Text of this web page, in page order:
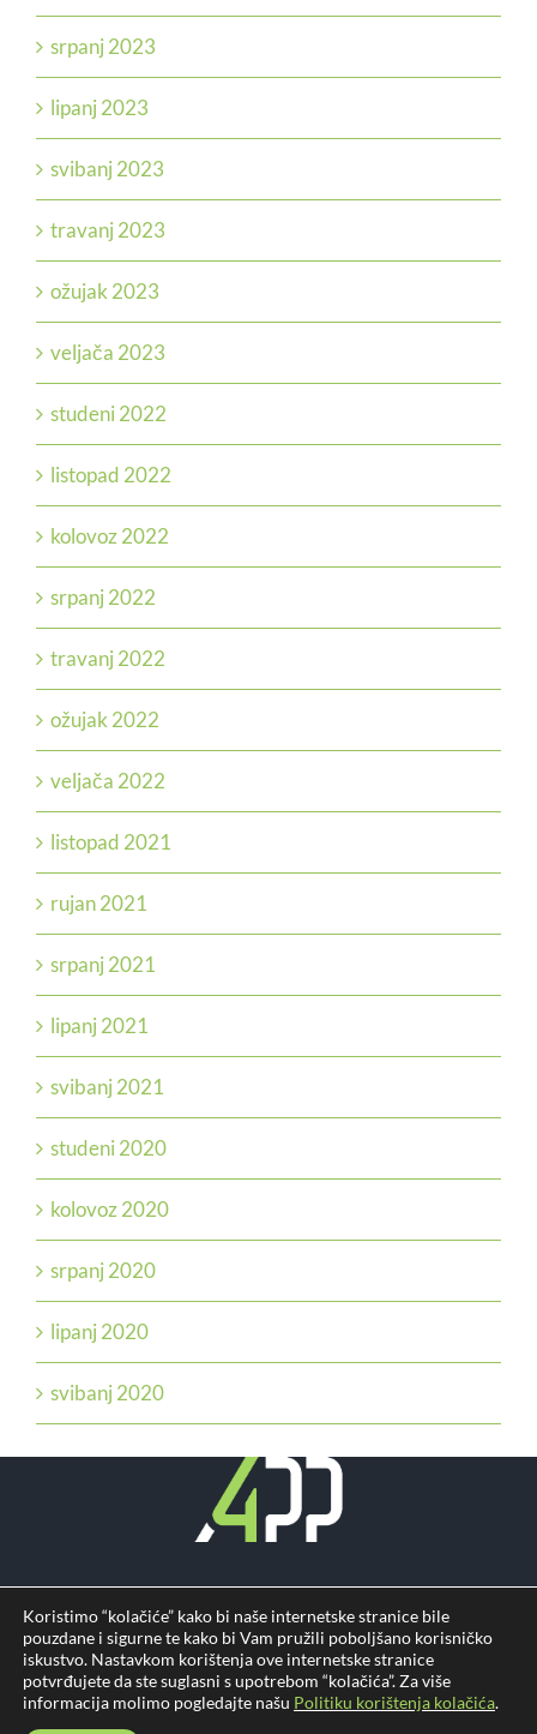
srpanj 2023
lipanj 2023
svibanj 2023
travanj 2023
ožujak 2023
veljača 2023
studeni 2022
listopad 2022
kolovoz 2022
srpanj 2022
travanj 2022
ožujak 2022
veljača 2022
listopad 2021
rujan 2021
srpanj 2021
lipanj 2021
svibanj 2021
studeni 2020
kolovoz 2020
srpanj 2020
lipanj 2020
svibanj 2020
Jednostavna Rješenja Za Složene Poslovne
Procese.
Pravila privatnosti
Koristimo “kolačiće” kako bi naše internetske stranice bile
pouzdane i sigurne te kako bi Vam pružili poboljšano korisničko
iskustvo. Nastavkom korištenja ove internetske stranice
potvrđujete da ste suglasni s upotrebom “kolačića”. Za više
informacija molimo pogledajte našu Politiku korištenja kolačića.